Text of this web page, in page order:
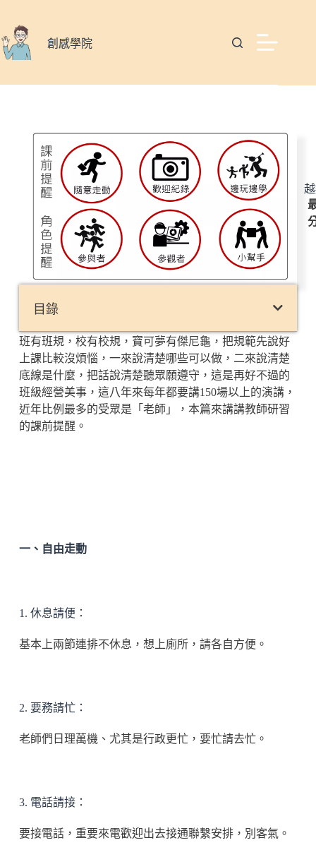
創感學院
目錄
班有班規，校有校規，寶可夢有傑尼龜，把規範先說好
上課比較沒煩惱，一來說清楚哪些可以做，二來說清楚
底線是什麼，把話說清楚聽眾願遵守，這是再好不過的
班級經營美事，這八年來每年都要講150場以上的演講，
近年比例最多的受眾是「老師」，本篇來講講教師研習
的課前提醒。
一、自由走動
1. 休息請便：
基本上兩節連排不休息，想上廁所，請各自方便。
2. 要務請忙：
老師們日理萬機、尤其是行政更忙，要忙請去忙。
3. 電話請接：
要接電話，重要來電歡迎出去接通聯繫安排，別客氣。